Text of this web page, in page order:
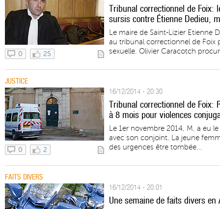
0 25
Tribunal correctionnel de Foix:
sursis contre Étienne Dedieu,
Le maire de Saint-Lizier Etienne
au tribunal correctionnel de Foix
sexuelle. Olivier Caracotch
JUSTICE
0 2
16/12/2014 - 20:30
Tribunal correctionnel de Foix:
à 8 mois pour violences
Le 1er novembre 2014, M. a eu
avec son conjoint. La jeune
des urgences être tombée...
FAITS DIVERS
16/12/2014 - 20:01
Une semaine de faits divers en